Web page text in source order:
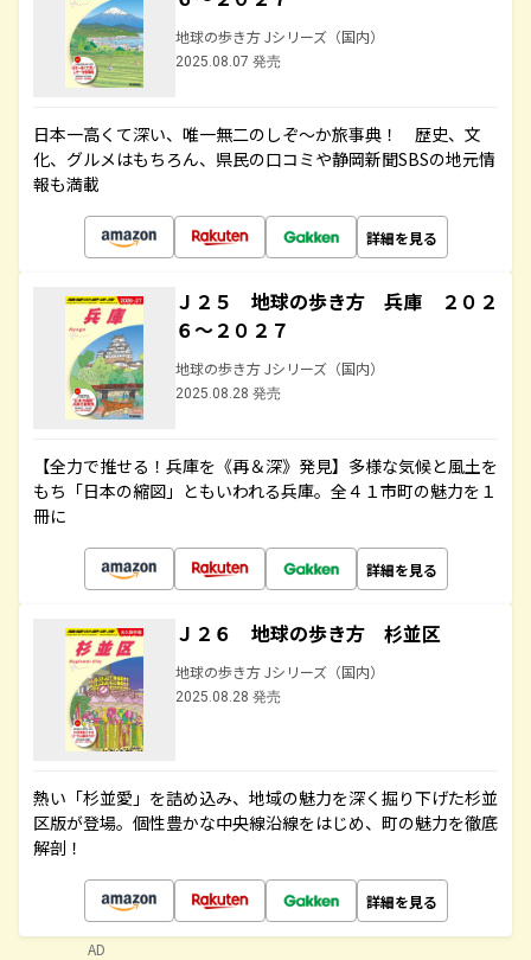
地球の歩き方 Jシリーズ（国内）
2025.08.07 発売
日本一高くて深い、唯一無二のしぞ～か旅事典！ 歴史、文
化、グルメはもちろん、県民の口コミや静岡新聞SBSの地元情
報も満載
詳細を見る
Ｊ２５ 地球の歩き方 兵庫 ２０２
６～２０２７
地球の歩き方 Jシリーズ（国内）
2025.08.28 発売
【全力で推せる！兵庫を《再＆深》発見】多様な気候と風土を
もち「日本の縮図」ともいわれる兵庫。全４１市町の魅力を１
冊に
詳細を見る
Ｊ２６ 地球の歩き方 杉並区
地球の歩き方 Jシリーズ（国内）
2025.08.28 発売
熱い「杉並愛」を詰め込み、地域の魅力を深く掘り下げた杉並
区版が登場。個性豊かな中央線沿線をはじめ、町の魅力を徹底
解剖！
詳細を見る
AD